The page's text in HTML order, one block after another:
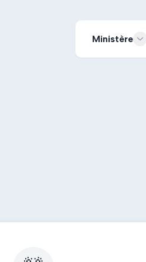
Ministère